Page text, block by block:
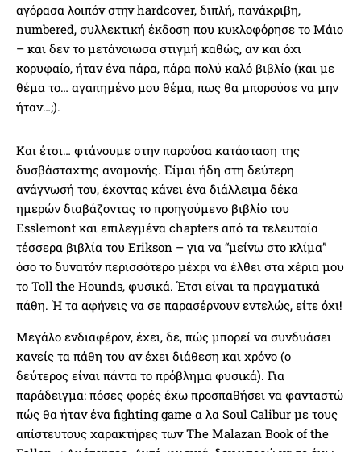
αγόρασα λοιπόν στην hardcover, διπλή, πανάκριβη,
numbered, συλλεκτική έκδοση που κυκλοφόρησε το Μάιο
– και δεν το μετάνοιωσα στιγμή καθώς, αν και όχι
κορυφαίο, ήταν ένα πάρα, πάρα πολύ καλό βιβλίο (και με
θέμα το… αγαπημένο μου θέμα, πως θα μπορούσε να μην
ήταν…;).
Και έτσι… φτάνουμε στην παρούσα κατάσταση της
δυσβάσταχτης αναμονής. Είμαι ήδη στη δεύτερη
ανάγνωσή του, έχοντας κάνει ένα διάλλειμα δέκα
ημερών διαβάζοντας το προηγούμενο βιβλίο του
Esslemont και επιλεγμένα chapters από τα τελευταία
τέσσερα βιβλία του Erikson – για να “μείνω στο κλίμα”
όσο το δυνατόν περισσότερο μέχρι να έλθει στα χέρια μου
το Toll the Hounds, φυσικά. Έτσι είναι τα πραγματικά
πάθη. Ή τα αφήνεις να σε παρασέρνουν εντελώς, είτε όχι!
Μεγάλο ενδιαφέρον, έχει, δε, πώς μπορεί να συνδυάσει
κανείς τα πάθη του αν έχει διάθεση και χρόνο (ο
δεύτερος είναι πάντα το πρόβλημα φυσικά). Για
παράδειγμα: πόσες φορές έχω προσπαθήσει να φανταστώ
πώς θα ήταν ένα fighting game α λα Soul Calibur με τους
απίστευτους χαρακτήρες των The Malazan Book of the